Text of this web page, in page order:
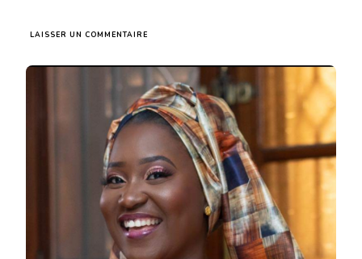
LAISSER UN COMMENTAIRE
MAÏMOUNA
ELIANE
THIOR
:
UN
REGARD
INTROSPECTIF
SUR
LES
RÉALITÉS
FÉMININES
DANS
“REVENDICATIONS
SILENCIEUSES”